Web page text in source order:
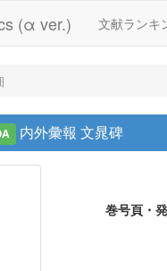
(α ver.) 文献ランキ
内外彙報 文晁碑
巻号頁・